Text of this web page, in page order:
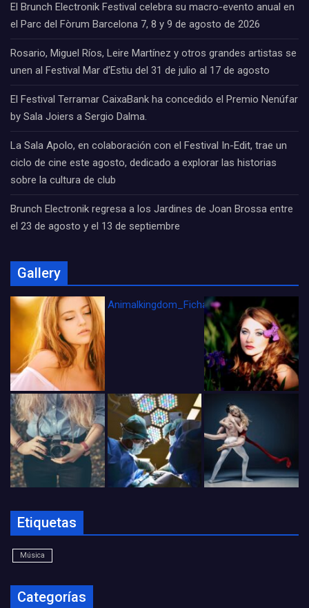
El Brunch Electronik Festival celebra su macro-evento anual en
el Parc del Fòrum Barcelona 7, 8 y 9 de agosto de 2026
Rosario, Miguel Ríos, Leire Martínez y otros grandes artistas se
unen al Festival Mar d’Estiu del 31 de julio al 17 de agosto
El Festival Terramar CaixaBank ha concedido el Premio Nenúfar
by Sala Joiers a Sergio Dalma.
La Sala Apolo, en colaboración con el Festival In-Edit, trae un
ciclo de cine este agosto, dedicado a explorar las historias
sobre la cultura de club
Brunch Electronik regresa a los Jardines de Joan Brossa entre
el 23 de agosto y el 13 de septiembre
Gallery
Animalkingdom_FichaCine
Etiquetas
Música
Categorías